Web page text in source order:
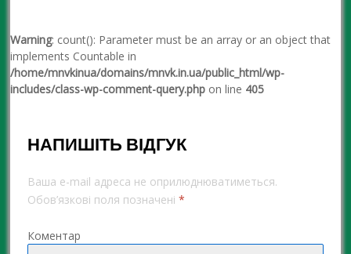
Warning: count(): Parameter must be an array or an object that
implements Countable in
/home/mnvkinua/domains/mnvk.in.ua/public_html/wp-
includes/class-wp-comment-query.php on line 405
НАПИШІТЬ ВІДГУК
Ваша e-mail адреса не оприлюднюватиметься.
Обов’язкові поля позначені *
Коментар